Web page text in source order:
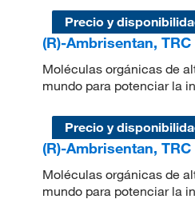
Precio y
(R)-Ambrisentan, TRC
Moléculas orgánicas de
mundo para potenciar la
Precio y
(R)-Ambrisentan, TRC
Moléculas orgánicas de
mundo para potenciar la